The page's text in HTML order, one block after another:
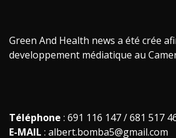
Green And Health news a été crée
developpement médiatique au
Téléphone : 691 116 147 / 681 517
E-MAIL : albert.bomba5@gmail.com